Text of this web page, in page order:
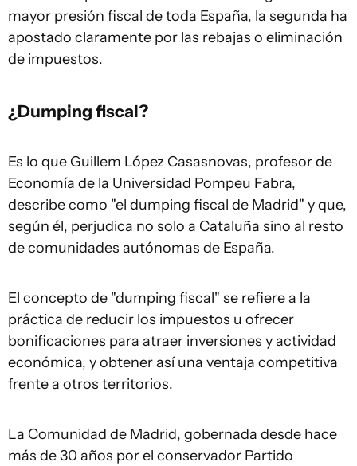
mayor presión fiscal de toda España, la segunda ha
apostado claramente por las rebajas o eliminación
de impuestos.
¿Dumping fiscal?
Es lo que Guillem López Casasnovas, profesor de
Economía de la Universidad Pompeu Fabra,
describe como "el dumping fiscal de Madrid" y que,
según él, perjudica no solo a Cataluña sino al resto
de comunidades autónomas de España.
El concepto de "dumping fiscal" se refiere a la
práctica de reducir los impuestos u ofrecer
bonificaciones para atraer inversiones y actividad
económica, y obtener así una ventaja competitiva
frente a otros territorios.
La Comunidad de Madrid, gobernada desde hace
más de 30 años por el conservador Partido